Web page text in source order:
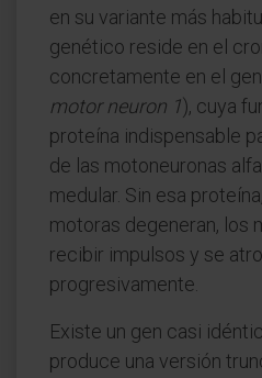
en su variante más
genético reside en el
concretamente en el
motor neuron 1), cuya
proteína indispensable
de las motoneuronas
medular. Sin esa
motoras degeneran, los
recibir impulsos y se
progresivamente.
Existe un gen casi
produce una versión